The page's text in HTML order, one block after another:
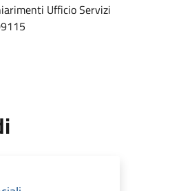
Ufficio Servizi